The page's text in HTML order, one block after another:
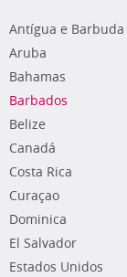
Antígua e Barbuda
Aruba
Bahamas
Barbados
Belize
Canadá
Costa Rica
Curaçao
Dominica
El Salvador
Estados Unidos